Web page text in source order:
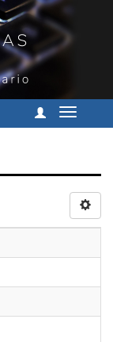
Cambiar